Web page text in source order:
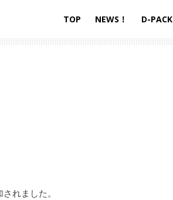
TOP
NEWS！
D-PACK
れました。